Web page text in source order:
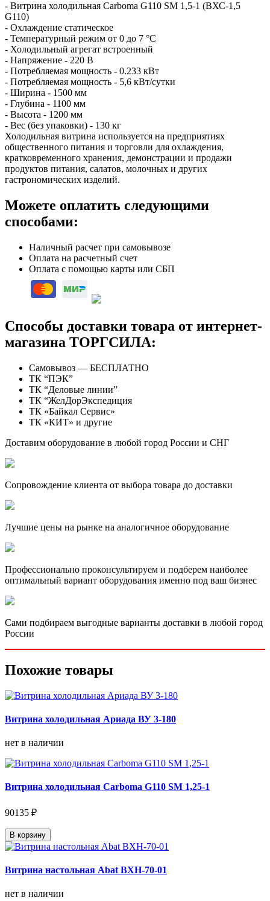
- Витрина холодильная Carboma G110 SM 1,5-1 (ВХС-1,5
G110)
- Охлаждение статическое
- Температурный режим от 0 до 7 °C
- Холодильный агрегат встроенный
- Напряжение - 220 В
- Потребляемая мощность - 0.233 кВт
- Потребляемая мощность - 5,6 кВт/сутки
- Ширина - 1500 мм
- Глубина - 1100 мм
- Высота - 1200 мм
- Вес (без упаковки) - 130 кг
Холодильная витрина используется на предприятиях
общественного питания и торговли для охлаждения,
кратковременного хранения, демонстрации и продажи
продуктов питания, салатов, молочных и других
гастрономических изделий.
Можете оплатить следующими
способами:
Наличный расчет при самовывозе
Оплата на расчетный счет
Оплата с помощью карты или СБП
Способы доставки товара от интернет-
магазина ТОРГСИЛА:
Самовывоз — БЕСПЛАТНО
ТК “ПЭК”
ТК “Деловые линии”
ТК “ЖелДорЭкспедиция
ТК «Байкал Сервис»
ТК «КИТ» и другие
Доставим оборудование в любой город России и СНГ
Сопровождение клиента от выбора товара до доставки
Лучшие цены на рынке на аналогичное оборудование
Профессионально проконсультируем и подберем наиболее
оптимальный вариант оборудования именно под ваш бизнес
Сами подбираем выгодные варианты доставки в любой город
России
Похожие товары
Витрина холодильная Ариада ВУ 3-180
нет в наличии
Витрина холодильная Carboma G110 SM 1,25-1
90135 ₽
В корзину
Витрина настольная Abat ВХН-70-01
нет в наличии